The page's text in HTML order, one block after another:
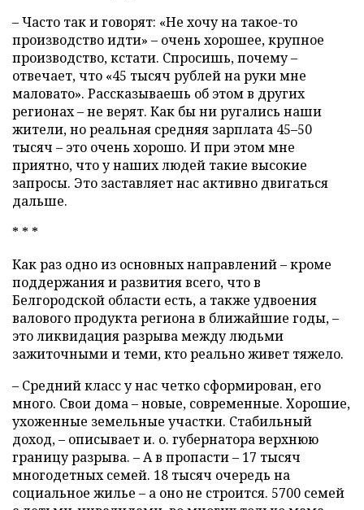
– Часто так и говорят: «Не хочу на такое-то
производство идти» – очень хорошее, крупное
производство, кстати. Спросишь, почему –
отвечает, что «45 тысяч рублей на руки мне
маловато». Рассказываешь об этом в других
регионах – не верят. Как бы ни ругались наши
жители, но реальная средняя зарплата 45–50
тысяч – это очень хорошо. И при этом мне
приятно, что у наших людей такие высокие
запросы. Это заставляет нас активно двигаться
дальше.
* * *
Как раз одно из основных направлений – кроме
поддержания и развития всего, что в
Белгородской области есть, а также удвоения
валового продукта региона в ближайшие годы, –
это ликвидация разрыва между людьми
зажиточными и теми, кто реально живет тяжело.
– Средний класс у нас четко сформирован, его
много. Свои дома – новые, современные. Хорошие,
ухоженные земельные участки. Стабильный
доход, – описывает и. о. губернатора верхнюю
границу разрыва. – А в пропасти – 17 тысяч
многодетных семей. 18 тысяч очередь на
социальное жилье – а оно не строится. 5700 семей